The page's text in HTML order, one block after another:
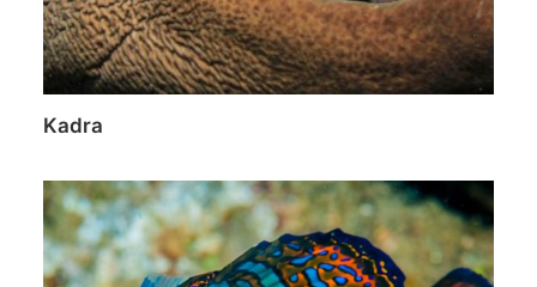
Kadra